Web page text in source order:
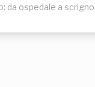
da ospedale a scrigno